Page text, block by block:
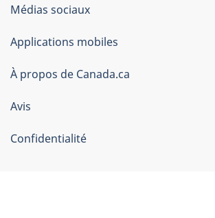
Organisation
du
gouvernement
du
Canada
Médias sociaux
Applications mobiles
À propos de Canada.ca
Avis
Confidentialité